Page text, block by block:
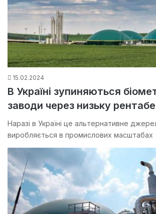
15.02.2024
В Україні зупиняються
заводи через низьку
Наразі в Україні це альтернативне
виробляється в промислових масштабах